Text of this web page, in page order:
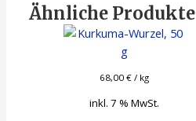
Ähnliche Produkte
68,00 €/ kg
inkl. 7 % MwSt.